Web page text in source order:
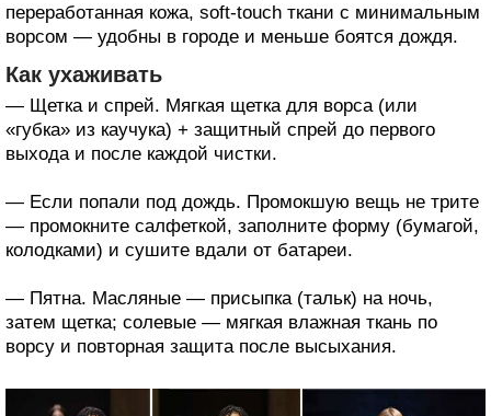
переработанная кожа, soft-touch ткани с минимальным
ворсом — удобны в городе и меньше боятся дождя.
Как ухаживать
— Щетка и спрей. Мягкая щетка для ворса (или
«губка» из каучука) + защитный спрей до первого
выхода и после каждой чистки.
— Если попали под дождь. Промокшую вещь не трите
— промокните салфеткой, заполните форму (бумагой,
колодками) и сушите вдали от батареи.
— Пятна. Масляные — присыпка (тальк) на ночь,
затем щетка; солевые — мягкая влажная ткань по
ворсу и повторная защита после высыхания.